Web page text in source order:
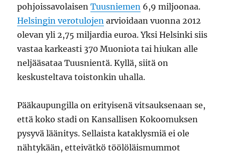
pohjoissavolaisenTuusniemen 6,9 miljoonaa.
Helsingin verotulojen arvioidaan vuonna 2012
olevan yli 2,75 miljardia euroa. Yksi Helsinki siis
vastaa karkeasti 370 Muoniota tai hiukan alle
neljääsataa Tuusnientä. Kyllä, siitä on
keskusteltava toistonkin uhalla.
Pääkaupungilla on erityisenä vitsauksenaan se,
että koko stadi on Kansallisen Kokoomuksen
pysyvä läänitys. Sellaista kataklysmiä ei ole
nähtykään, etteivätkö töölöläismummot